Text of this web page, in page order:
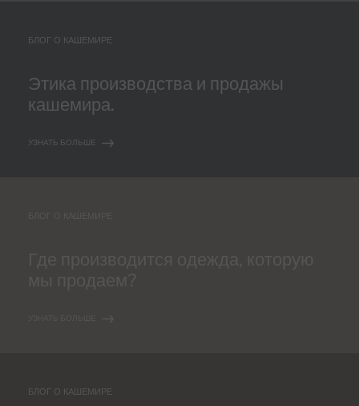
БЛОГ О КАШЕМИРЕ
Этика производства и продажы
кашемира.
УЗНАТЬ БОЛЬШЕ
БЛОГ О КАШЕМИРЕ